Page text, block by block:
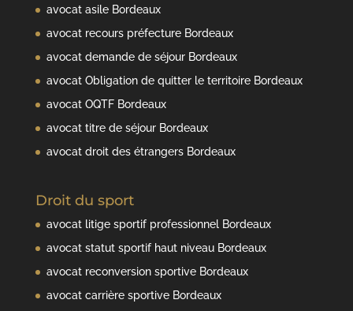
avocat asile Bordeaux
avocat recours préfecture Bordeaux
avocat demande de séjour Bordeaux
avocat Obligation de quitter le territoire Bordeaux
avocat OQTF Bordeaux
avocat titre de séjour Bordeaux
avocat droit des étrangers Bordeaux
Droit du sport
avocat litige sportif professionnel Bordeaux
avocat statut sportif haut niveau Bordeaux
avocat reconversion sportive Bordeaux
avocat carrière sportive Bordeaux